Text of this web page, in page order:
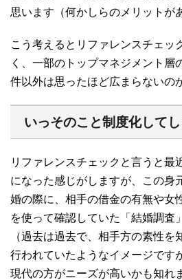
思います（何かしらのメリットが
こう考えるとリファレンスチェッ
く、一部のトップマネジメント層
件以外は思ったほど広まらないの
いっそのこと制度化して
リファレンスチェックと言うと最
になった感じがしますが、この身
婚の際に、相手の借金の有無や女
を使って確認していた「結婚調査
（過去は過去で、相手方の素性を
行われていたようなイメージです
現代の方がニーズが高いかも知れ